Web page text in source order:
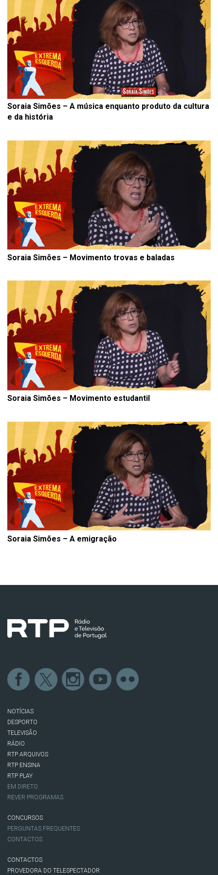
Soraia Simões – A música enquanto produto da cultura
e da história
Soraia Simões – Movimento trovas e baladas
Soraia Simões – Movimento estudantil
Soraia Simões – A emigração
NOTÍCIAS
DESPORTO
TELEVISÃO
RÁDIO
RTP ARQUIVOS
RTP ENSINA
RTP PLAY
EM DIRETO
REVER PROGRAMAS
CONCURSOS
PERGUNTAS FREQUENTES
CONTACTOS
CONTACTOS
PROVEDORA DO TELESPECTADOR